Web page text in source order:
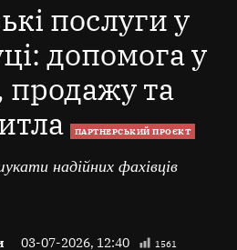
послуги у
допомога у
продажу та
ПАРТНЕРСЬКИЙ ПРОЄКТ
надійних фахівців
03-07-2026, 12:40 1561